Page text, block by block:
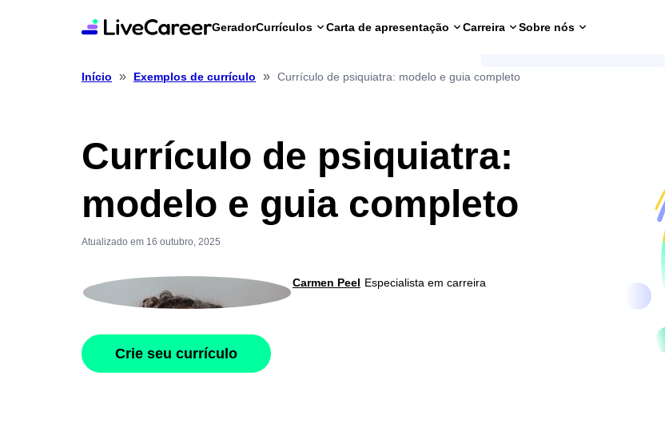
GeradorCurrículos Carta de apresentação Carreira Sobre nós
Início » Exemplos de currículo » Currículo de psiquiatra: modelo e guia completo
Currículo de psiquiatra:
modelo e guia completo
Atualizado em 16 outubro, 2025
Carmen Peel Especialista em carreira
Crie seu currículo